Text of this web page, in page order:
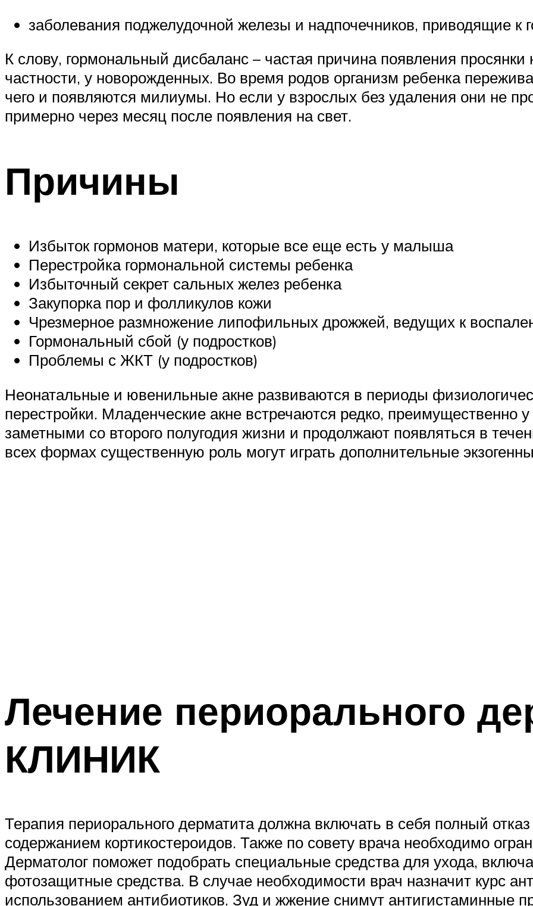
заболевания поджелудочной железы и надпочечников, приводящие к
К слову, гормональный дисбаланс – частая причина появления просянки
частности, у новорожденных. Во время родов организм ребенка
чего и появляются милиумы. Но если у взрослых без удаления они не
примерно через месяц после появления на свет.
Причины
Избыток гормонов матери, которые все еще есть у малыша
Перестройка гормональной системы ребенка
Избыточный секрет сальных желез ребенка
Закупорка пор и фолликулов кожи
Чрезмерное размножение липофильных дрожжей, ведущих к
Гормональный сбой (у подростков)
Проблемы с ЖКТ (у подростков)
Неонатальные и ювенильные акне развиваются в периоды
перестройки. Младенческие акне встречаются редко, преимущественно
заметными со второго полугодия жизни и продолжают появляться в
всех формах существенную роль могут играть дополнительные
Лечение периорального
КЛИНИК
Терапия периорального дерматита должна включать в себя полный
содержанием кортикостероидов. Также по совету врача необходимо
Дерматолог поможет подобрать специальные средства для ухода,
фотозащитные средства. В случае необходимости врач назначит курс
использованием антибиотиков. Зуд и жжение снимут антигистаминные